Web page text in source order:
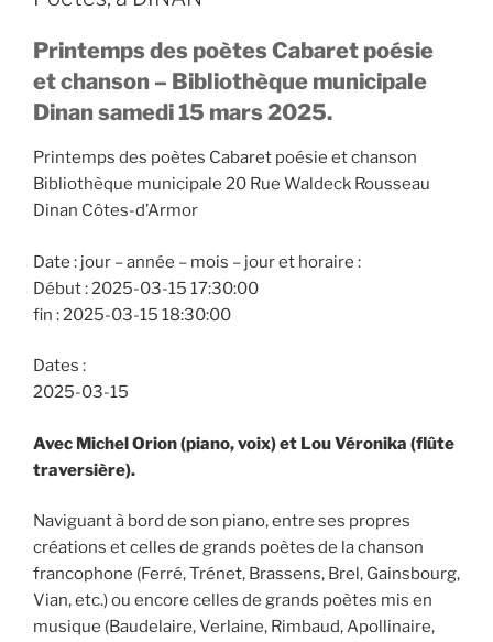
Printemps des poètes Cabaret poésie
et chanson – Bibliothèque municipale
Dinan samedi 15 mars 2025.
Printemps des poètes Cabaret poésie et chanson
Bibliothèque municipale 20 Rue Waldeck Rousseau
Dinan Côtes-d’Armor
Date : jour – année – mois – jour et horaire :
Début : 2025-03-15 17:30:00
fin : 2025-03-15 18:30:00
Dates :
2025-03-15
Avec Michel Orion (piano, voix) et Lou Véronika (flûte
traversière).
Naviguant à bord de son piano, entre ses propres
créations et celles de grands poètes de la chanson
francophone (Ferré, Trénet, Brassens, Brel, Gainsbourg,
Vian, etc.) ou encore celles de grands poètes mis en
musique (Baudelaire, Verlaine, Rimbaud, Apollinaire,